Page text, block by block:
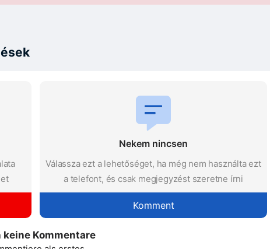
Nekem nincsen
Válassza ezt a lehetőséget, ha még nem használta ezt
a telefont, és csak megjegyzést szeretne írni
Komment
keine Kommentare